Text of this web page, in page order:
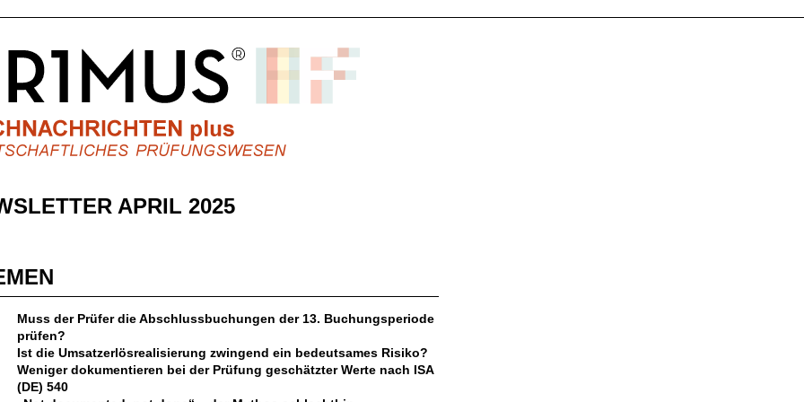
APRIL 2025
Muss der Prüfer die Abschlussbuchungen der 13. Buchungsperiode
prüfen?
Ist die Umsatzerlösrealisierung zwingend ein bedeutsames Risiko?
Weniger dokumentieren bei der Prüfung geschätzter Werte nach ISA
(DE) 540